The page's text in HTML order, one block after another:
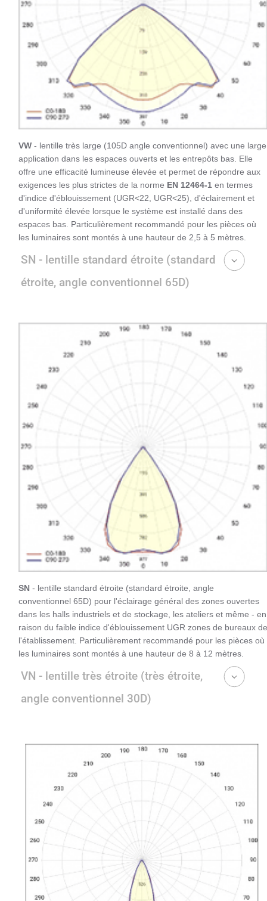
VW - lentille très large (105D angle conventionnel) avec une large
application dans les espaces ouverts et les entrepôts bas. Elle
offre une efficacité lumineuse élevée et permet de répondre aux
exigences les plus strictes de la norme EN 12464-1 en termes
d'indice d'éblouissement (UGR<22, UGR<25), d'éclairement et
d'uniformité élevée lorsque le système est installé dans des
espaces bas. Particulièrement recommandé pour les pièces où
les luminaires sont montés à une hauteur de 2,5 à 5 mètres.
SN - lentille standard étroite (standard
étroite, angle conventionnel 65D)
SN - lentille standard étroite (standard étroite, angle
conventionnel 65D) pour l'éclairage général des zones ouvertes
dans les halls industriels et de stockage, les ateliers et même - en
raison du faible indice d'éblouissement UGR zones de bureaux de
l'établissement. Particulièrement recommandé pour les pièces où
les luminaires sont montés à une hauteur de 8 à 12 mètres.
VN - lentille très étroite (très étroite,
angle conventionnel 30D)